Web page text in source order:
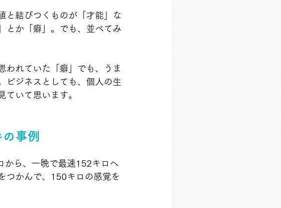
と結びつくものが「才能」な
とか「癖」。でも、並べてみ
われていた「癖」でも、うま
ビジネスとしても、個人の生
ていて思います。
事例
から、一晩で最速152キロへ
つかんで、150キロの感覚を